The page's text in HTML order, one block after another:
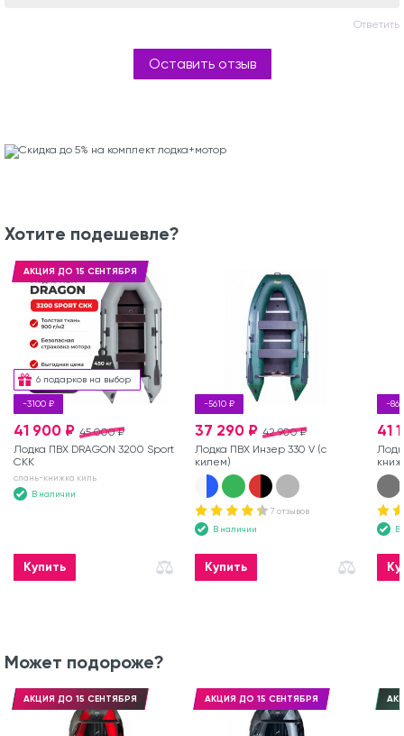
Ответить
Оставить отзыв
Хотите подешевле?
6 подарков на выбор
-3100 ₽
АКЦИЯ ДО 15 СЕНТЯБРЯ
45 000 ₽
41 900 ₽
Лодка ПВХ DRAGON 3200 Sport
СКК
слань-книжка киль
В наличии
Купить
-5610 ₽
42 900 ₽
37 290 ₽
Лодка ПВХ Инзер 330 V (с
килем)
7 отзывов
В наличии
Купить
-
41
В
Может подороже?
АКЦИЯ ДО 15 СЕНТЯБРЯ АКЦИЯ ДО 15 СЕНТЯБРЯ